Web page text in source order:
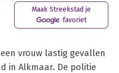
Maak Streekstad je
favoriet
vrouw lastig gevallen
in Alkmaar. De politie